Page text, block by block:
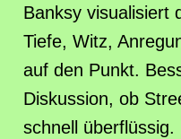
Banksy visualisiert
Tiefe, Witz,
auf den Punkt.
Diskussion, ob
schnell